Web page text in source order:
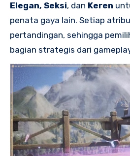
Elegan, Seksi, dan Keren
penata gaya lain. Setiap
pertandingan, sehingga
bagian strategis dari